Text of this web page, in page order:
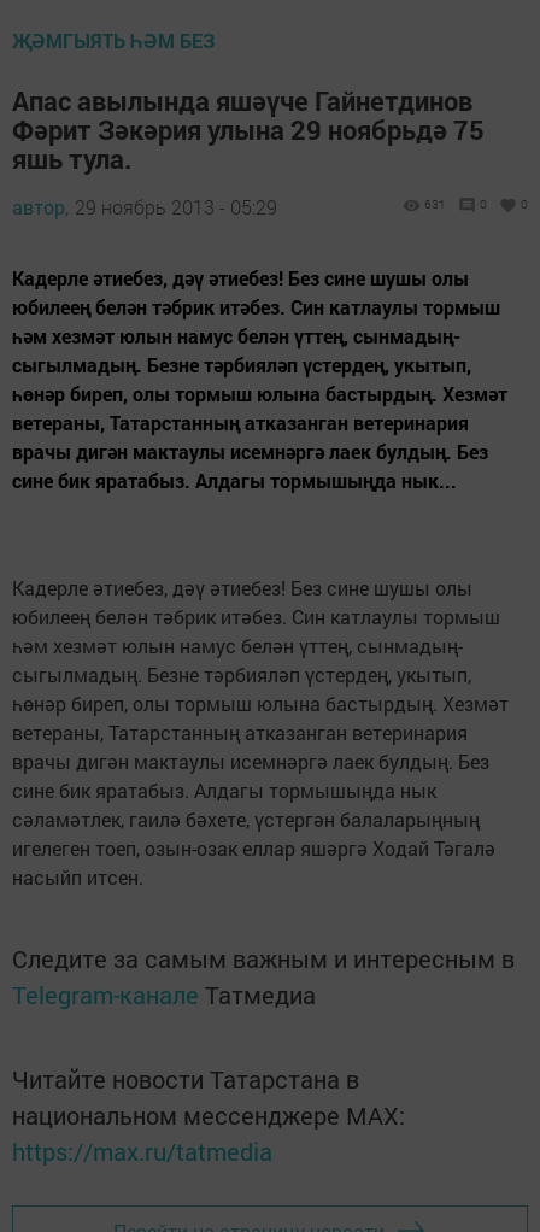
ҖӘМГЫЯТЬ ҺӘМ БЕЗ
Апас авылында яшәүче Гайнетдинов
Фәрит Зәкәрия улына 29 ноябрьдә 75
яшь тула.
автор, 29 ноябрь 2013 - 05:29 631 0 0
Кадерле әтиебез, дәү әтиебез! Без сине шушы олы
юбилеең белән тәбрик итәбез. Син катлаулы тормыш
һәм хезмәт юлын намус белән үттең, сынмадың-
сыгылмадың. Безне тәрбияләп үстердең, укытып,
һөнәр биреп, олы тормыш юлына бастырдың. Хезмәт
ветераны, Татарстанның атказанган ветеринария
врачы дигән мактаулы исемнәргә лаек булдың. Без
сине бик яратабыз. Алдагы тормышыңда нык...
Кадерле әтиебез, дәү әтиебез! Без сине шушы олы
юбилеең белән тәбрик итәбез. Син катлаулы тормыш
һәм хезмәт юлын намус белән үттең, сынмадың-
сыгылмадың. Безне тәрбияләп үстердең, укытып,
һөнәр биреп, олы тормыш юлына бастырдың. Хезмәт
ветераны, Татарстанның атказанган ветеринария
врачы дигән мактаулы исемнәргә лаек булдың. Без
сине бик яратабыз. Алдагы тормышыңда нык
сәламәтлек, гаилә бәхете, үстергән балаларыңның
игелеген тоеп, озын-озак еллар яшәргә Ходай Тәгалә
насыйп итсен.
Следите за самым важным и интересным в
Telegram-канале Татмедиа
Читайте новости Татарстана в
национальном мессенджере MАХ:
https://max.ru/tatmedia